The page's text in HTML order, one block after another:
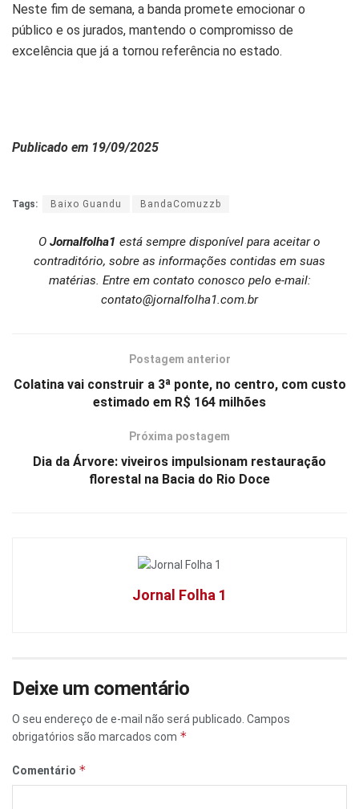
Neste fim de semana, a banda promete emocionar o
público e os jurados, mantendo o compromisso de
excelência que já a tornou referência no estado.
Publicado em 19/09/2025
Tags: Baixo Guandu BandaComuzzb
O Jornalfolha1 está sempre disponível para aceitar o
contraditório, sobre as informações contidas em suas
matérias. Entre em contato conosco pelo e-mail:
contato@jornalfolha1.com.br
Postagem anterior
Colatina vai construir a 3ª ponte, no centro, com custo
estimado em R$ 164 milhões
Próxima postagem
Dia da Árvore: viveiros impulsionam restauração
florestal na Bacia do Rio Doce
Jornal Folha 1
Deixe um comentário
O seu endereço de e-mail não será publicado. Campos
obrigatórios são marcados com *
Comentário *